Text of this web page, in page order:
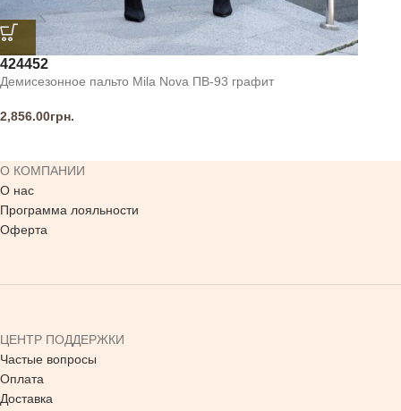
424452
Демисезонное пальто Mila Nova ПВ-93 графит
2,856.00грн.
О КОМПАНИИ
О нас
Программа лояльности
Оферта
ЦЕНТР ПОДДЕРЖКИ
Частые вопросы
Оплата
Доставка